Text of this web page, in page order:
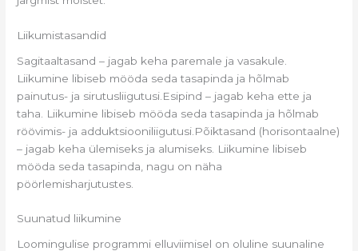
Liikumistasandid
Sagitaaltasand – jagab keha paremale ja vasakule.
Liikumine libiseb mööda seda tasapinda ja hõlmab
painutus- ja sirutusliigutusi.Esipind – jagab keha ette ja
taha. Liikumine libiseb mööda seda tasapinda ja hõlmab
röövimis- ja adduktsiooniliigutusi.Põiktasand (horisontaalne)
– jagab keha ülemiseks ja alumiseks. Liikumine libiseb
mööda seda tasapinda, nagu on näha
pöörlemisharjutustes.
Suunatud liikumine
Loomingulise programmi elluviimisel on oluline suunaline